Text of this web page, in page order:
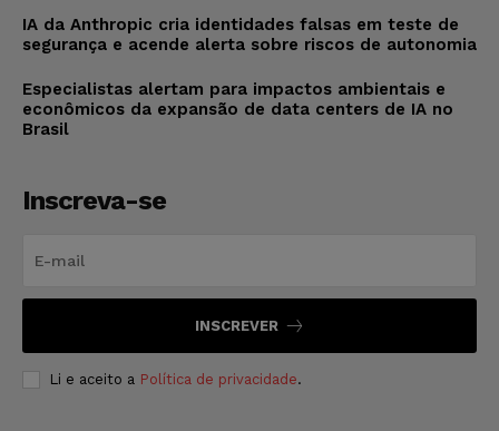
IA da Anthropic cria identidades falsas em teste de
segurança e acende alerta sobre riscos de autonomia
Especialistas alertam para impactos ambientais e
econômicos da expansão de data centers de IA no
Brasil
Inscreva-se
INSCREVER
Li e aceito a Política de privacidade.